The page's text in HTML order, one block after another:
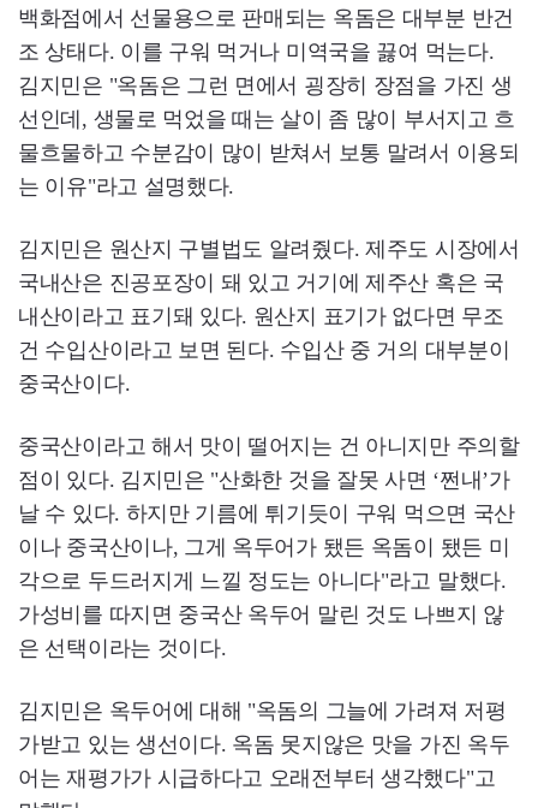
백화점에서 선물용으로 판매되는 옥돔은 대부분 반건
조 상태다. 이를 구워 먹거나 미역국을 끓여 먹는다.
김지민은 "옥돔은 그런 면에서 굉장히 장점을 가진 생
선인데, 생물로 먹었을 때는 살이 좀 많이 부서지고 흐
물흐물하고 수분감이 많이 받쳐서 보통 말려서 이용되
는 이유"라고 설명했다.
김지민은 원산지 구별법도 알려줬다. 제주도 시장에서
국내산은 진공포장이 돼 있고 거기에 제주산 혹은 국
내산이라고 표기돼 있다. 원산지 표기가 없다면 무조
건 수입산이라고 보면 된다. 수입산 중 거의 대부분이
중국산이다.
중국산이라고 해서 맛이 떨어지는 건 아니지만 주의할
점이 있다. 김지민은 "산화한 것을 잘못 사면 ‘쩐내’가
날 수 있다. 하지만 기름에 튀기듯이 구워 먹으면 국산
이나 중국산이나, 그게 옥두어가 됐든 옥돔이 됐든 미
각으로 두드러지게 느낄 정도는 아니다"라고 말했다.
가성비를 따지면 중국산 옥두어 말린 것도 나쁘지 않
은 선택이라는 것이다.
김지민은 옥두어에 대해 "옥돔의 그늘에 가려져 저평
가받고 있는 생선이다. 옥돔 못지않은 맛을 가진 옥두
어는 재평가가 시급하다고 오래전부터 생각했다"고